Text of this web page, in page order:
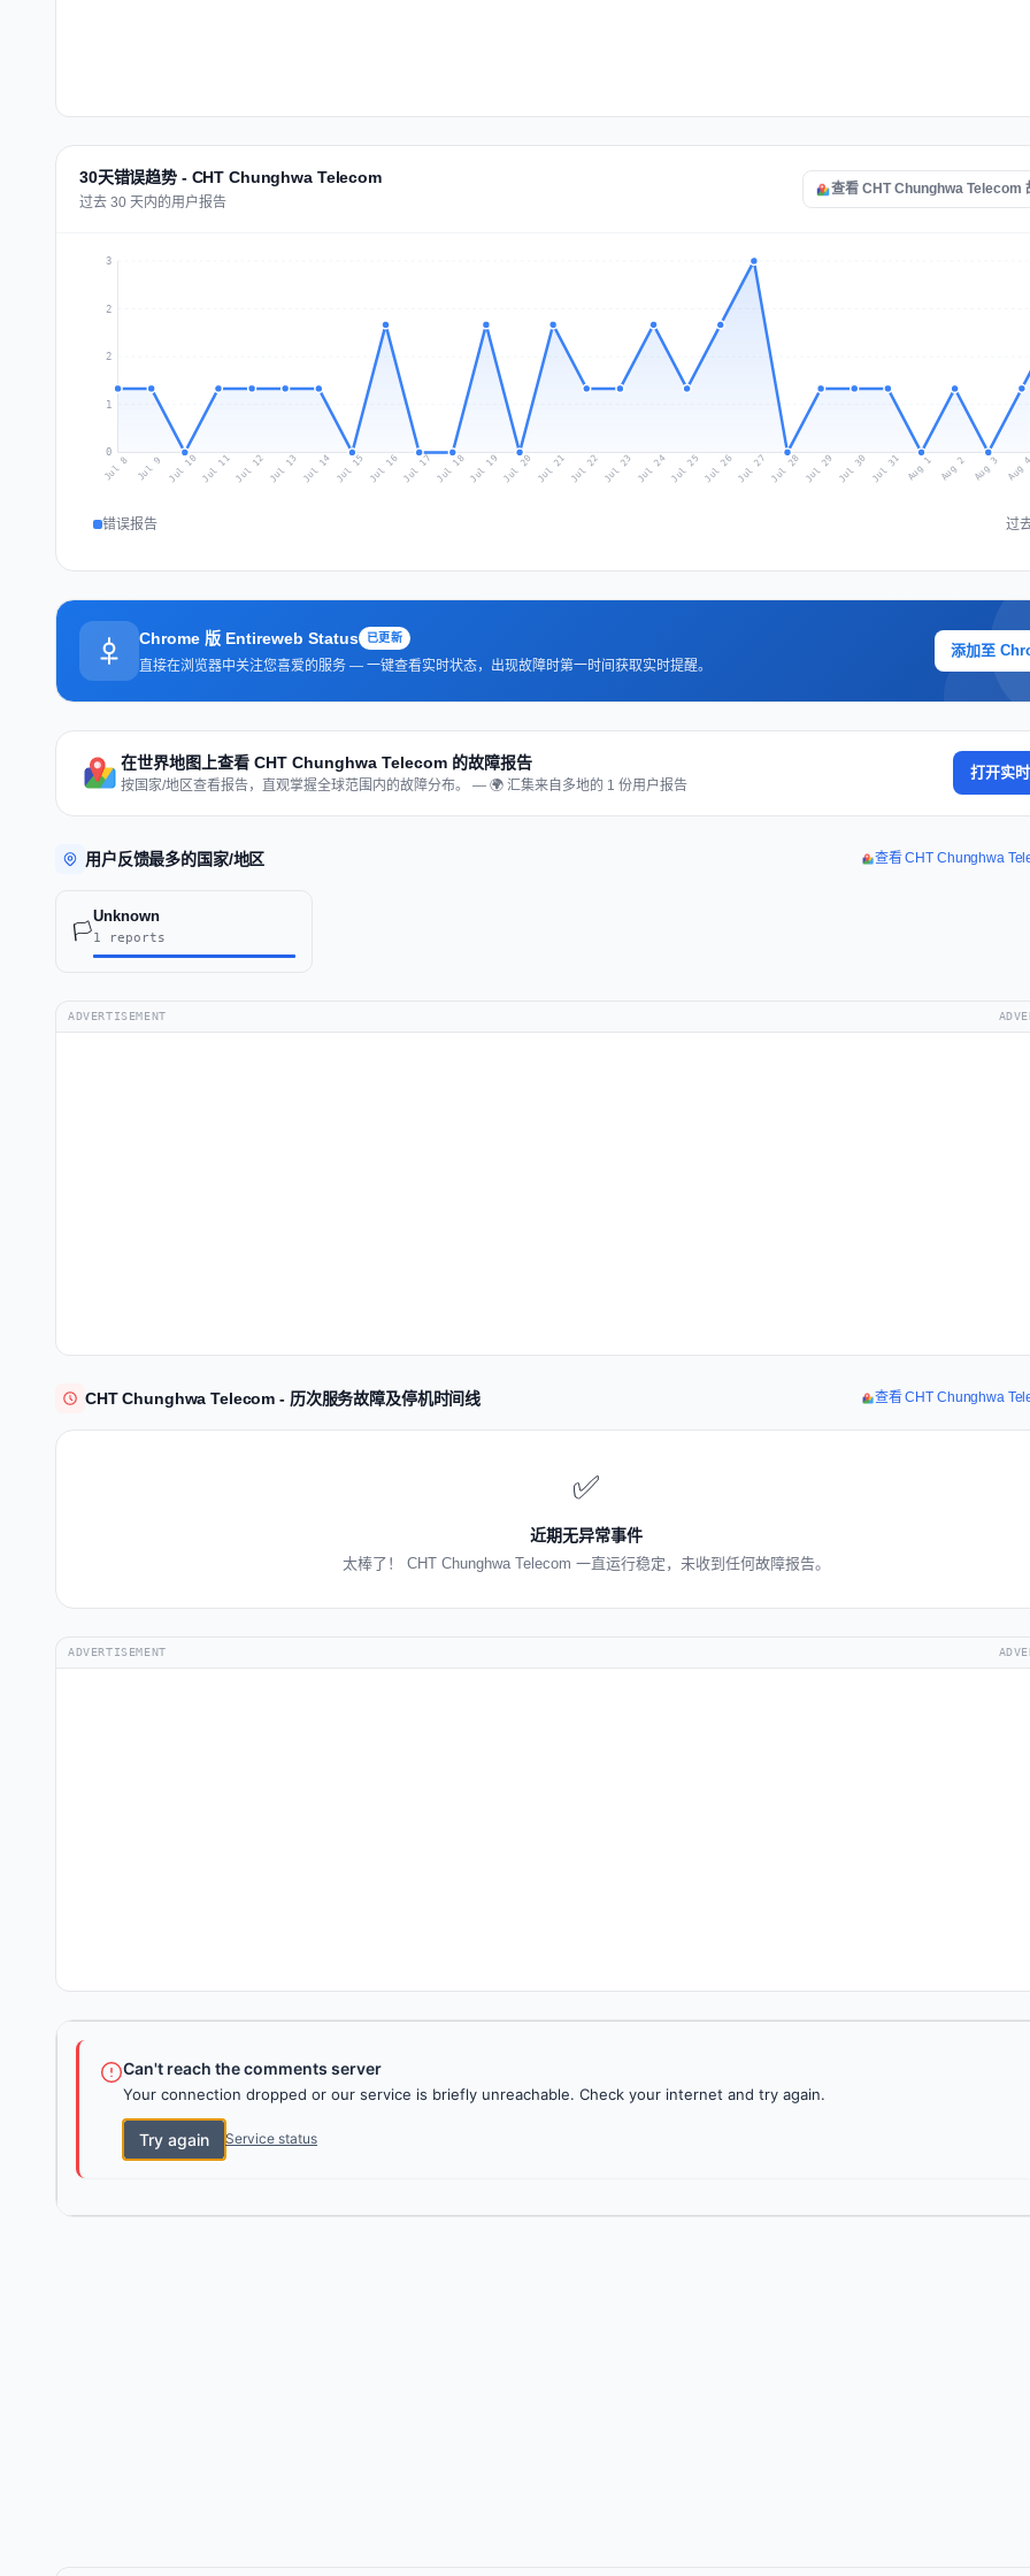
30天错误趋势 - CHT Chunghwa Telecom
过去 30 天内的用户报告
查看 CHT Chunghwa Telecom
0
1
2
2
3
Jul 8 Jul 9 Jul 10 Jul 11Jul 12 Jul 13 Jul 14 Jul 15 Jul 16Jul 17 Jul 18Jul 19 Jul 20 Jul 21 Jul 22 Jul 23 Jul 24Jul 25 Jul 26Jul 27 Jul 28 Jul 29 Jul 30 Jul 31 Aug 1 Aug 2 Aug 3 Aug 4
错误报告 过
Chrome 版 Entireweb Status 已更新
直接在浏览器中关注您喜爱的服务 — 一键查看实时状态，出现故障时第一时间获取实时提醒。
添加至
在世界地图上查看 CHT Chunghwa Telecom 的故障报告
按国家/地区查看报告，直观掌握全球范围内的故障分布。 — 🌍 汇集来自多地的 1 份用户报告
打开实
用户反馈最多的国家/地区 查看 CHT Chunghwa
🏳️
Unknown
1 reports
ADVERTISEMENT
CHT Chunghwa Telecom - 历次服务故障及停机时间线 查看 CHT Chunghwa
✅
近期无异常事件
太棒了！ CHT Chunghwa Telecom 一直运行稳定，未收到任何故障报告。
ADVERTISEMENT
Can't reach the comments server
Your connection dropped or our service is briefly unreachable. Check your internet and try again.
Try again Service status